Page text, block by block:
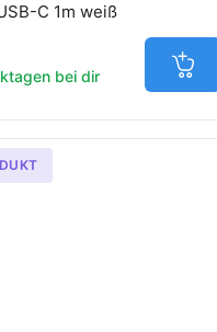
C 1m weiß
bei dir